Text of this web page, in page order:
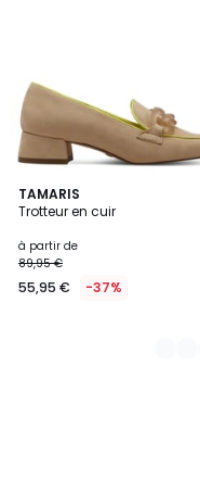
TAMARIS
Trotteur en cuir
à partir de
89,95 €
55,95 € -37%
2
Couleurs